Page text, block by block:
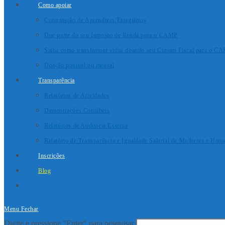
Como apoiar
Contratação de Aprendizes/Estagiários
Doe parte do seu Imposto de Renda para o CAMP
Saiba como transformar vidas doando seu Cupom Fiscal para o
Doação pontual ou mensal
Transparência
Relatórios de Atividades
Demostrações Contábeis
Relatórios de Auditoria Externa
Relatório de Transparência e Igualdade Salarial de Mulheres e
Inscrições
Blog
Menu Fechar
Digite e pressione "Enter" para pesquisar